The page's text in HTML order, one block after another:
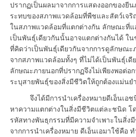
ปรากฏเป็นผลมาจากการแสดงออกของยีน
ระทบของสภาพแวดล้อมที่พืชและสัตว์เจริ
ในสภาพแวดล้อมที่แตกต่างกัน ลักษณะที่
เป็นพันธุ์เดียวกันนั้นอาจแตกต่างกันได้ ใ
ที่คิดว่าเป็นพันธุ์เดียวกันจากการดูลักษณะ
จากสภาพแวดล้อมทั้งๆ ที่ไม่ได้เป็นพันธุ์เดี
ลักษณะภายนอกที่ปรากฏจึงไม่เพียงพอต่อ
ระบุสายพันธุ์ของสิ่งมีชีวิตให้ถูกต้องแม่นย
จึงได้มีการนำเครื่องหมายดีเอ็นเอชนิ
หาความแตกต่างในสิ่งมีชีวิตแต่ละชนิด โ
รหัสทางพันธุกรรมที่มีความจำเพาะในสิ่ง
จากการนำเครื่องหมาย ดีเอ็นเอมาใช้คือ